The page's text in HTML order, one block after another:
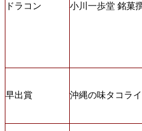
ドラコン 小川一歩堂 銘菓
早出賞 沖縄の味タコラ